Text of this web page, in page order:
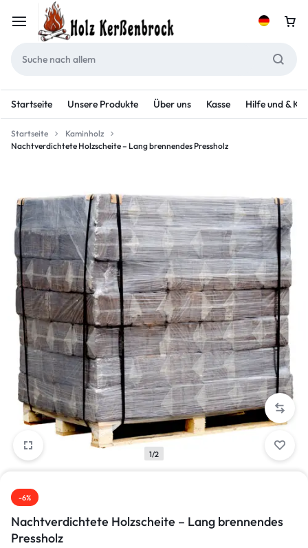
Startseite Unsere Produkte Über uns Kasse Hilfe und &
Startseite
Kaminholz
Nachtverdichtete Holzscheite – Lang brennendes Pressholz
1/2
-6%
Nachtverdichtete Holzscheite – Lang brennendes
Pressholz